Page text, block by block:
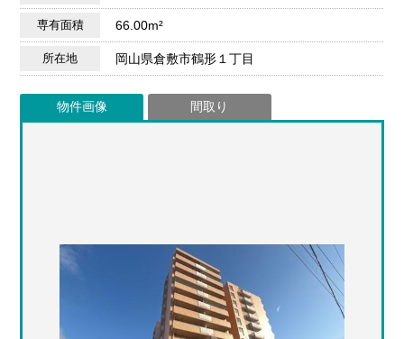
専有面積 66.00m²
所在地 岡山県倉敷市鶴形１丁目
物件画像 間取り